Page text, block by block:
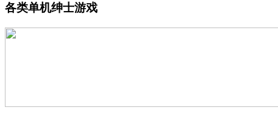
各类单机绅士游戏